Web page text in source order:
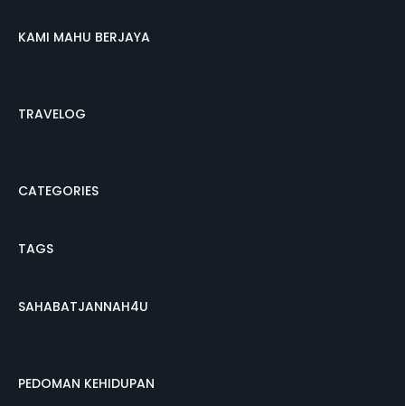
KAMI MAHU BERJAYA
TRAVELOG
CATEGORIES
TAGS
SAHABATJANNAH4U
PEDOMAN KEHIDUPAN